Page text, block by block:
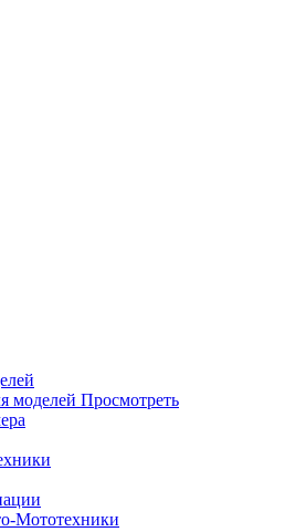
моделей Просмотреть
Мототехники